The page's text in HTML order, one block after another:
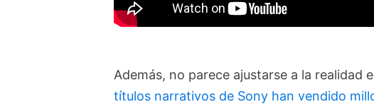
Además, no parece ajustarse a la realidad
títulos narrativos de Sony han vendido